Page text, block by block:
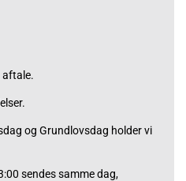
og Grundlovsdag holder vi
sendes samme dag,